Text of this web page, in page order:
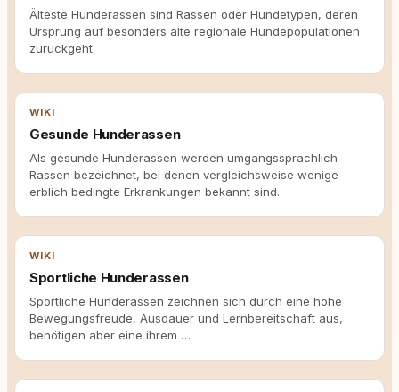
Älteste Hunderassen sind Rassen oder Hundetypen, deren
Ursprung auf besonders alte regionale Hundepopulationen
zurückgeht.
WIKI
Gesunde Hunderassen
Als gesunde Hunderassen werden umgangssprachlich
Rassen bezeichnet, bei denen vergleichsweise wenige
erblich bedingte Erkrankungen bekannt sind.
WIKI
Sportliche Hunderassen
Sportliche Hunderassen zeichnen sich durch eine hohe
Bewegungsfreude, Ausdauer und Lernbereitschaft aus,
benötigen aber eine ihrem …